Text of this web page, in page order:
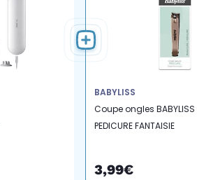
BABYLISS
Coupe ongles BABYLISS
PEDICURE FANTAISIE
3,99€